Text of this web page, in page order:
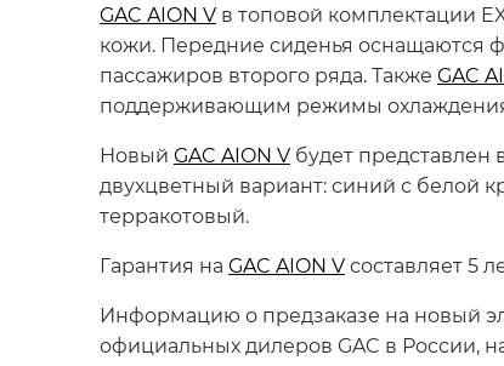
GAC AION V в топовой комплектации
кожи. Передние сиденья оснащаются
пассажиров второго ряда. Также GAC
поддерживающим режимы охлаждения,
Новый GAC AION V будет
двухцветный вариант: синий с белой
терракотовый.
Гарантия на GAC AION Vсоставляет 5
Информацию о предзаказе на новый
официальных дилеров GAC в России,